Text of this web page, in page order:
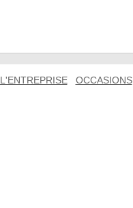
L'ENTREPRISE OCCASIONS